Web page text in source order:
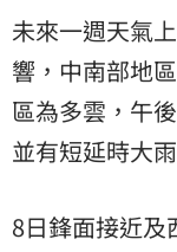
未來一週天氣
響，中南部地
區為多雲，午
並有短延時大
8日鋒面接近及